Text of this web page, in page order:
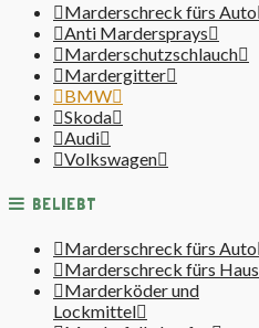
Marderschreck fürs Auto
Anti Mardersprays
Marderschutzschlauch
Mardergitter
BMW
Skoda
Audi
Volkswagen
BELIEBT
Marderschreck fürs Auto
Marderschreck fürs Haus
Marderköder und
Lockmittel